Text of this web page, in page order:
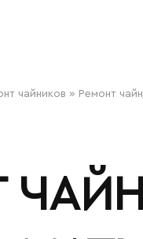
чайников » Ремонт